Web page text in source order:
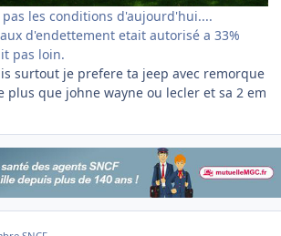
les conditions d'aujourd'hui....
d'endettement etait autorisé a 33%
pas loin.
surtout je prefere ta jeep avec remorque
plus que johne wayne ou lecler et sa 2 em